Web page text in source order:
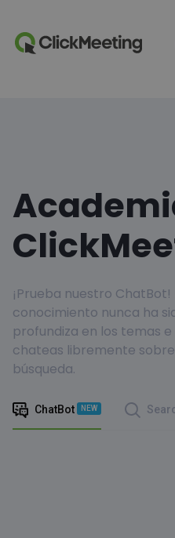
¡Prueba nuestro
conocimiento nunca ha
profundiza en los temas
chateas libremente
búsqueda.
ChatBot NEW